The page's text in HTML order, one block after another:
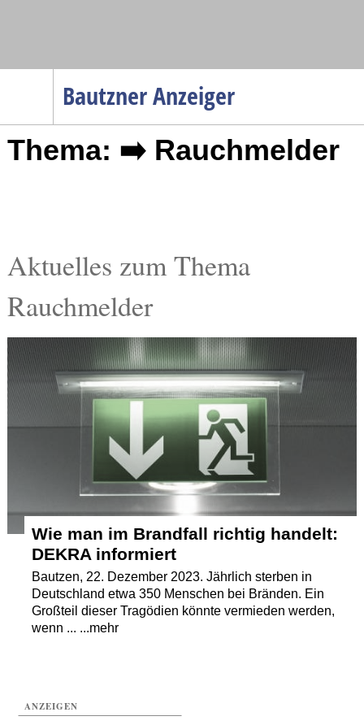
Bautzner Anzeiger
Menüpunkte
Startseite
Verkehr
Gesundheit
Sport
Termine
Thema: ➡️ Rauchmelder
Aktuelles zum Thema
Rauchmelder
Wie man im Brandfall richtig handelt:
DEKRA informiert
Bautzen, 22. Dezember 2023. Jährlich sterben in
Deutschland etwa 350 Menschen bei Bränden. Ein
Großteil dieser Tragödien könnte vermieden werden,
wenn ... ...mehr
ANZEIGEN